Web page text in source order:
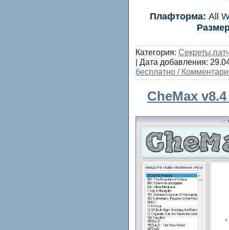
Плафторма: All
Категория:
| Дата добавления:
бесплатно /
CheMax